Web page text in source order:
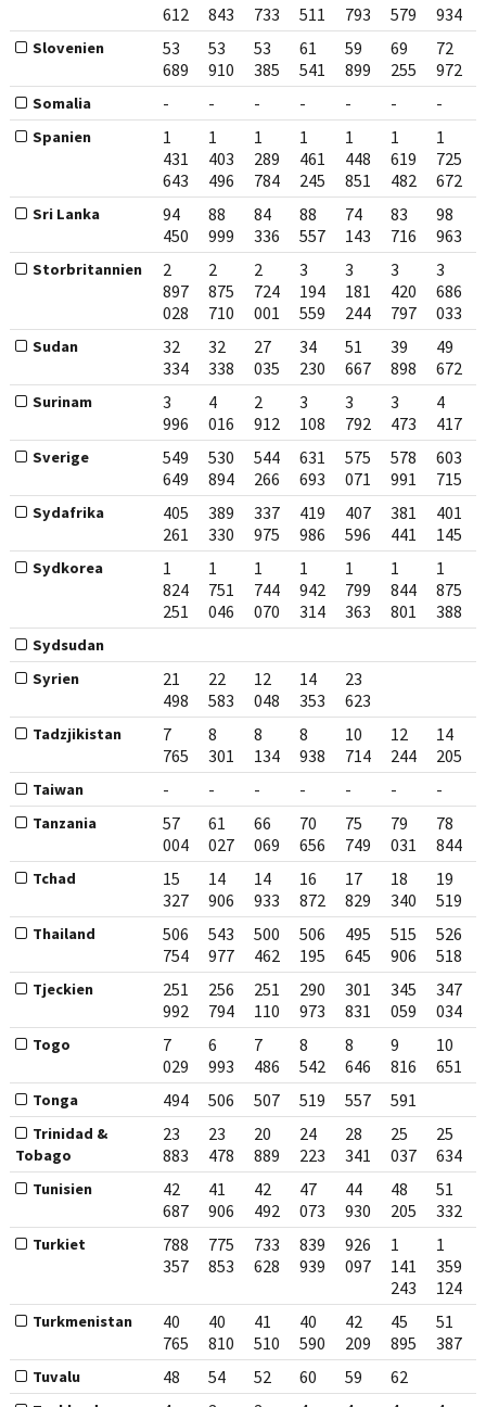
612
843
733
511
793
579
934
Slovenien
53
689
53
910
53
385
61
541
59
899
69
255
72
972
Somalia - - - - - - -
Spanien
1
431
643
1
403
496
1
289
784
1
461
245
1
448
851
1
619
482
1
725
672
Sri Lanka
94
450
88
999
84
336
88
557
74
143
83
716
98
963
Storbritannien
2
897
028
2
875
710
2
724
001
3
194
559
3
181
244
3
420
797
3
686
033
Sudan
32
334
32
338
27
035
34
230
51
667
39
898
49
672
Surinam
3
996
4
016
2
912
3
108
3
792
3
473
4
417
Sverige
549
649
530
894
544
266
631
693
575
071
578
991
603
715
Sydafrika
405
261
389
330
337
975
419
986
407
596
381
441
401
145
Sydkorea
1
824
251
1
751
046
1
744
070
1
942
314
1
799
363
1
844
801
1
875
388
Sydsudan
Syrien
21
498
22
583
12
048
14
353
23
623
Tadzjikistan
7
765
8
301
8
134
8
938
10
714
12
244
14
205
Taiwan - - - - - - -
Tanzania
57
004
61
027
66
069
70
656
75
749
79
031
78
844
Tchad
15
327
14
906
14
933
16
872
17
829
18
340
19
519
Thailand
506
754
543
977
500
462
506
195
495
645
515
906
526
518
Tjeckien
251
992
256
794
251
110
290
973
301
831
345
059
347
034
Togo
7
029
6
993
7
486
8
542
8
646
9
816
10
651
Tonga 494 506 507 519 557 591
Trinidad &
Tobago
23
883
23
478
20
889
24
223
28
341
25
037
25
634
Tunisien
42
687
41
906
42
492
47
073
44
930
48
205
51
332
Turkiet
788
357
775
853
733
628
839
939
926
097
1
141
243
1
359
124
Turkmenistan
40
765
40
810
41
510
40
590
42
209
45
895
51
387
Tuvalu 48 54 52 60 59 62